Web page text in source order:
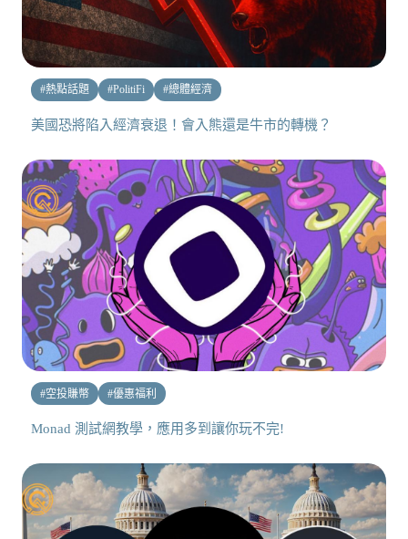
#熱點話題 #PolitiFi #總體經濟
美國恐將陷入經濟衰退！會入熊還是牛市的轉機？
#空投賺幣 #優惠福利
Monad 測試網教學，應用多到讓你玩不完!